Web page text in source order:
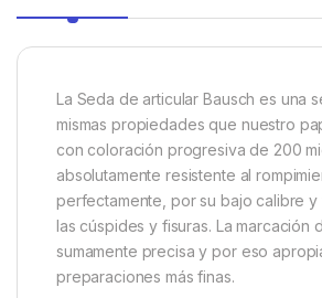
La Seda de articular Bausch es una
mismas propiedades que nuestro
con coloración progresiva de 200
absolutamente resistente al
perfectamente, por su bajo calibre y
las cúspides y fisuras. La marcación
sumamente precisa y por eso
preparaciones más finas.